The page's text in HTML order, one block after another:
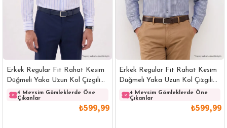
Erkek Regular Fit Rahat Kesim
Düğmeli Yaka Uzun Kol Çizgili
Pamuklu Beyaz Gömlek
4 Mevsim Gömleklerde Öne
Çıkanlar
₺599,99
Erkek Regular Fit Rahat Kesim
Düğmeli Yaka Uzun Kol Çizgili
Pamuklu Lacivert Gömlek
4 Mevsim Gömleklerde Öne
Çıkanlar
₺599,99